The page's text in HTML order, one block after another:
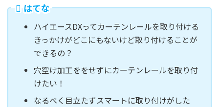
はてな
ハイエースDXってカーテンレールを取り付ける
きっかけがどこにもないけど取り付けることが
できるの？
穴空け加工ををせずにカーテンレールを取り付
けたい！
なるべく目立たずスマートに取り付けがした